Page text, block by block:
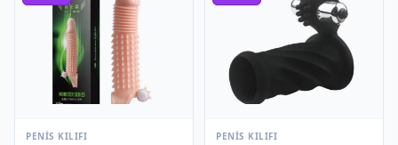
PENIS KILIFI PENIS KILIFI